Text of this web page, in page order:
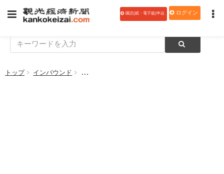
購読(紙・電子版)申込 ログイン
トップ インバウンド ＪＲ九州、大阪・関西万博ラッピング列車を運行